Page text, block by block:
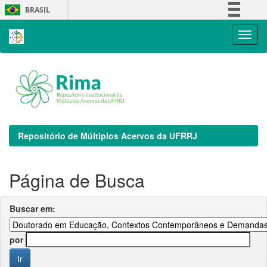
Skip
navigation
BRASIL
Repositório de Múltiplos Acervos da UFRRJ
Página de Busca
Buscar em:
por